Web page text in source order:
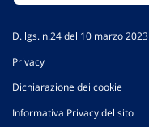
D. lgs. n.24 del 10 marzo 2023
Privacy
Dichiarazione dei cookie
Informativa Privacy del sito